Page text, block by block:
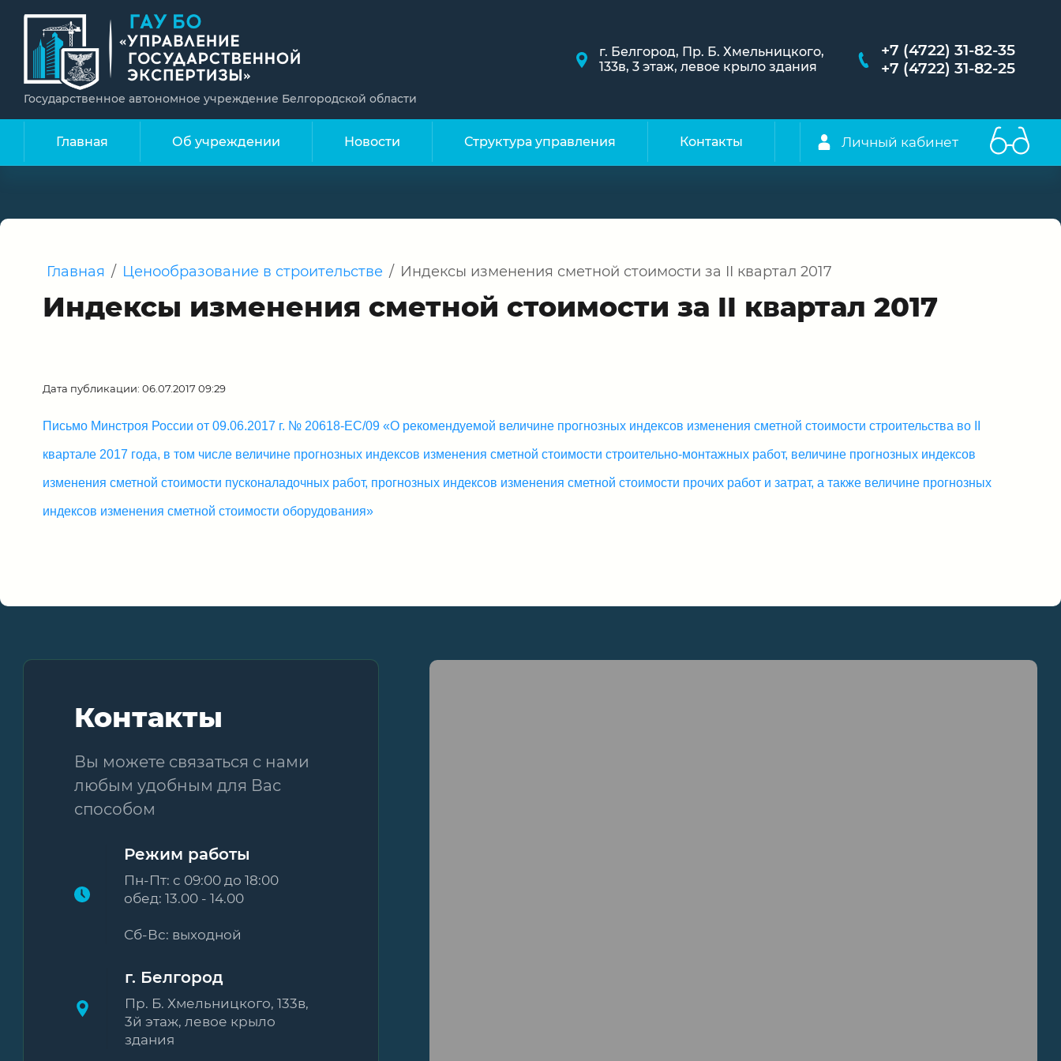
Государственное автономное учреждение Белгородской области
г. Белгород, Пр. Б. Хмельницкого,
133в, 3 этаж, левое крыло здания
+7 (4722) 31-82-35
+7 (4722) 31-82-25
Главная Об учреждении Новости Структура управления Контакты Личный кабинет
Главная / Ценообразование в строительстве / Индексы изменения сметной стоимости за II квартал 2017
Индексы изменения сметной стоимости за II квартал 2017
Дата публикации: 06.07.2017 09:29
Письмо Минстроя России от 09.06.2017 г. № 20618-ЕС/09 «О рекомендуемой величине прогнозных индексов изменения сметной стоимости строительства во II
квартале 2017 года, в том числе величине прогнозных индексов изменения сметной стоимости строительно-монтажных работ, величине прогнозных индексов
изменения сметной стоимости пусконаладочных работ, прогнозных индексов изменения сметной стоимости прочих работ и затрат, а также величине прогнозных
индексов изменения сметной стоимости оборудования»
Контакты
Вы можете связаться с нами
любым удобным для Вас
способом
Режим работы
Пн-Пт: с 09:00 до 18:00
обед: 13.00 - 14.00
Сб-Вс: выходной
г. Белгород
Пр. Б. Хмельницкого, 133в,
3й этаж, левое крыло
здания